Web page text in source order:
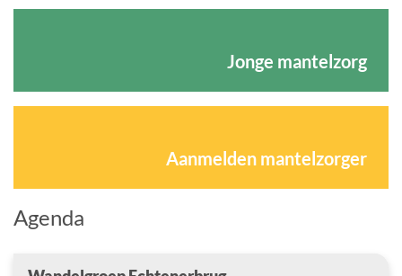
Jonge mantelzorg
Aanmelden mantelzorger
Agenda